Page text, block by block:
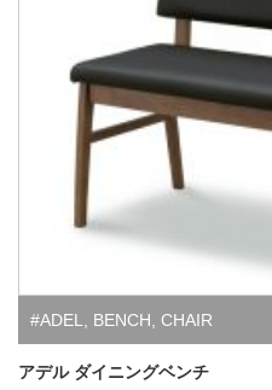
#ADEL BENCH CHAIR
アデル ダイニングベンチ